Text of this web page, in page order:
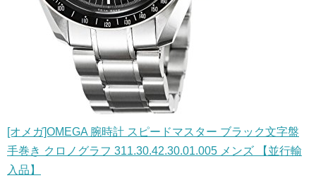
[オメガ]OMEGA 腕時計 スピードマスター ブラック文字盤
手巻き クロノグラフ 311.30.42.30.01.005 メンズ 【並行輸
入品】